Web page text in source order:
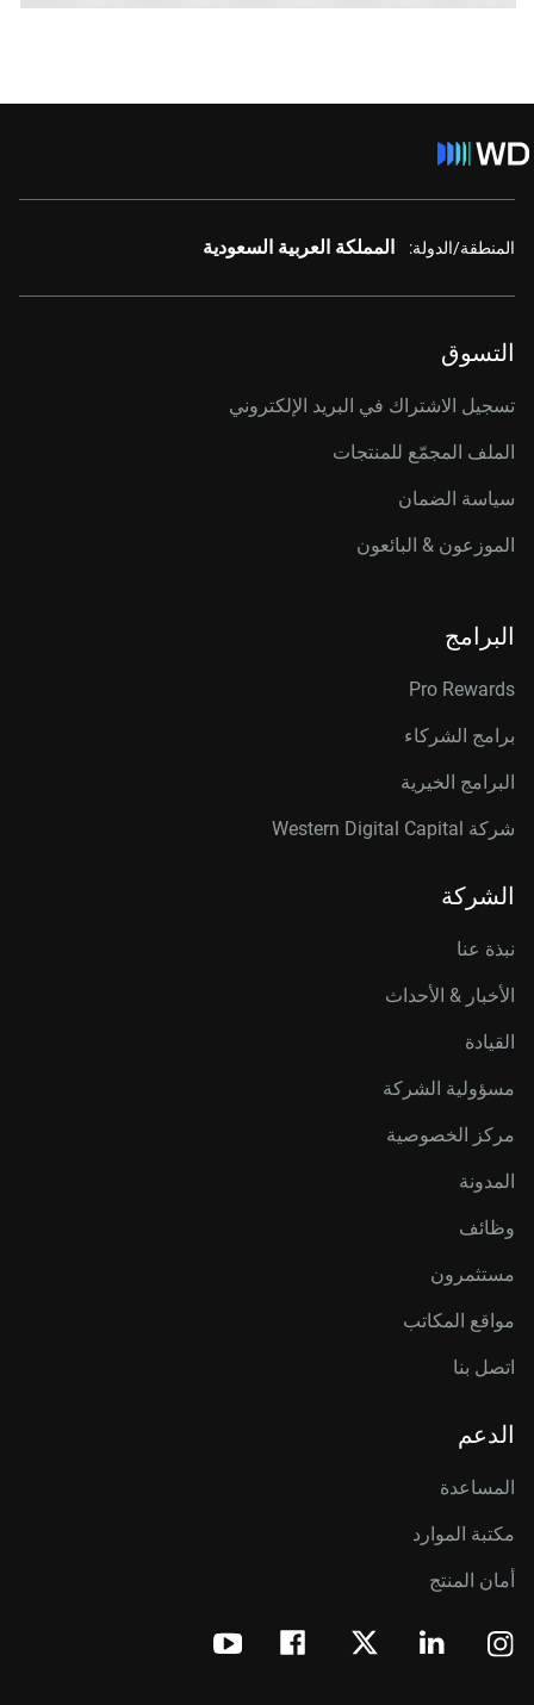
المنطقة/الدولة: المملكة العربية السعودية
التسوق
تسجيل الاشتراك في البريد الإلكتروني
الملف المجمّع للمنتجات
سياسة الضمان
الموزعون & البائعون
البرامج
Pro Rewards
برامج الشركاء
البرامج الخيرية
شركة Western Digital Capital
الشركة
نبذة عنا
الأخبار & الأحداث
القيادة
مسؤولية الشركة
مركز الخصوصية
المدونة
وظائف
مستثمرون
مواقع المكاتب
اتصل بنا
الدعم
المساعدة
مكتبة الموارد
أمان المنتج